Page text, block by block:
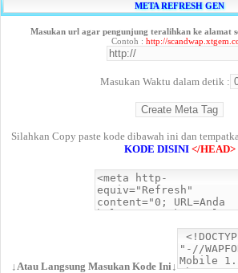
META REFRESH GEN
Masukan url agar pengunjung teralihkan ke alamat
Contoh : http://
Masukan Waktu dalam detik :
Silahkan Copy paste kode dibawah ini dan
KODE DISINI </HEAD>
↓Atau Langsung Masukan Kode Ini↓